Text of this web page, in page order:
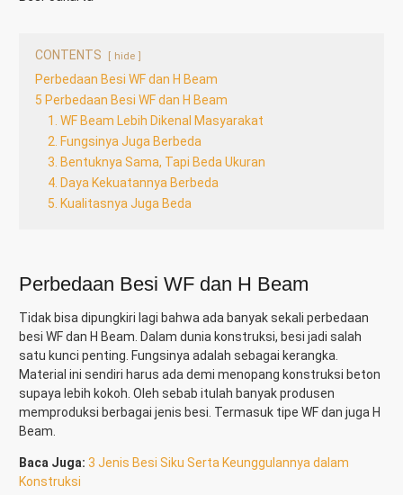
CONTENTS hide
Perbedaan Besi WF dan H Beam
5 Perbedaan Besi WF dan H Beam
1. WF Beam Lebih Dikenal Masyarakat
2. Fungsinya Juga Berbeda
3. Bentuknya Sama, Tapi Beda Ukuran
4. Daya Kekuatannya Berbeda
5. Kualitasnya Juga Beda
Perbedaan Besi WF dan H Beam
Tidak bisa dipungkiri lagi bahwa ada banyak sekali perbedaan
besi WF dan H Beam. Dalam dunia konstruksi, besi jadi salah
satu kunci penting. Fungsinya adalah sebagai kerangka.
Material ini sendiri harus ada demi menopang konstruksi beton
supaya lebih kokoh. Oleh sebab itulah banyak produsen
memproduksi berbagai jenis besi. Termasuk tipe WF dan juga H
Beam.
Baca Juga: 3 Jenis Besi Siku Serta Keunggulannya dalam
Konstruksi